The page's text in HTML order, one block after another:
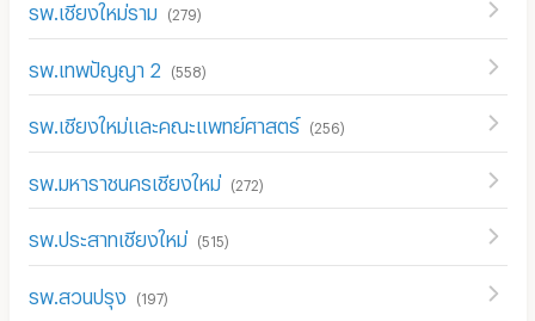
รพ.เชียงใหม่ราม (279)
รพ.เทพปัญญา 2 (558)
รพ.เชียงใหม่และคณะแพทย์ศาสตร์ (256)
รพ.มหาราชนครเชียงใหม่ (272)
รพ.ประสาทเชียงใหม่ (515)
รพ.สวนปรุง (197)